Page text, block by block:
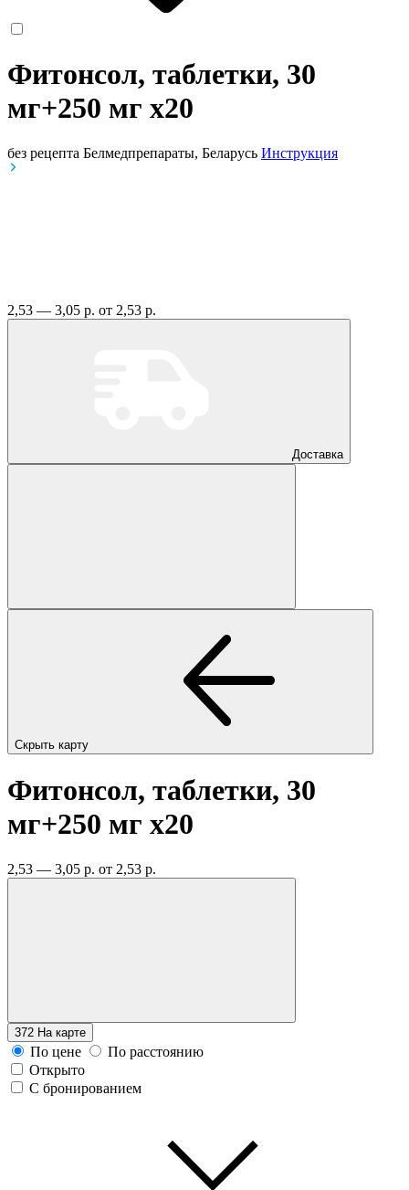
Фитонсол, таблетки, 30
мг+250 мг x20
без рецепта Белмедпрепараты, Беларусь Инструкция
2,53 — 3,05 р. от 2,53 р.
Доставка
Скрыть карту
Фитонсол, таблетки, 30
мг+250 мг x20
2,53 — 3,05 р. от 2,53 р.
372 На карте
По цене
По расстоянию
Открыто
С бронированием